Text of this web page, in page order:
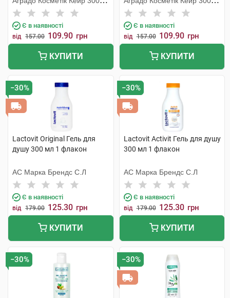
С.Л.У.
Є в наявності
від 157.00 109.90 грн
КУПИТИ
С.Л.У.
Є в наявності
від 157.00 109.90 грн
КУПИТИ
−30%
Lactovit Original Гель для
душу 300 мл 1 флакон
АС Марка Брендс С.Л
Є в наявності
від 179.00 125.30 грн
КУПИТИ
−30%
Lactovit Activit Гель для душу
300 мл 1 флакон
АС Марка Брендс С.Л
Є в наявності
від 179.00 125.30 грн
КУПИТИ
−30% −30%